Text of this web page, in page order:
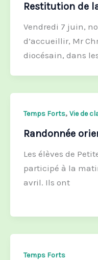
Restitution de
Vendredi 7 juin,
d’accueillir, Mr
diocésain, dans
Temps Forts, Vie de
Randonnée
Les élèves de
participé à la
avril. Ils ont
Temps Forts